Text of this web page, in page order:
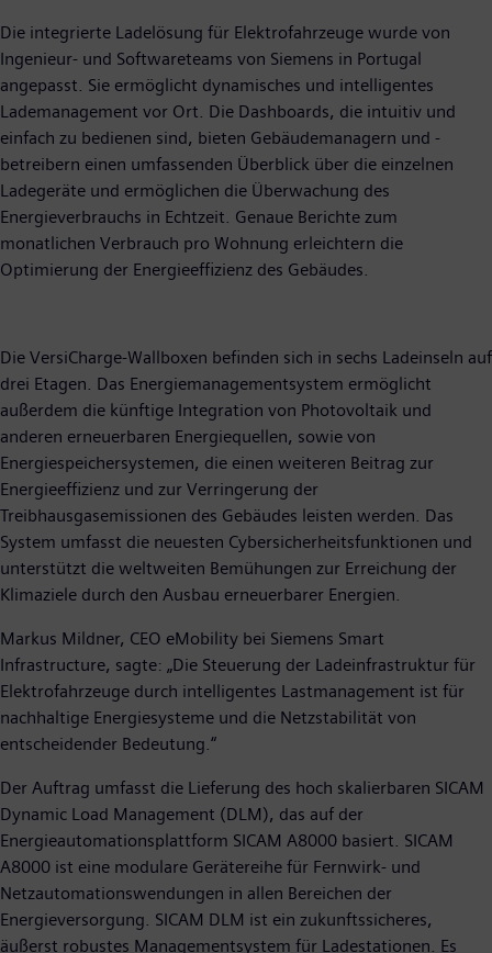
Die integrierte Ladelösung für Elektrofahrzeuge wurde von
Ingenieur- und Softwareteams von Siemens in Portugal
angepasst. Sie ermöglicht dynamisches und intelligentes
Lademanagement vor Ort. Die Dashboards, die intuitiv und
einfach zu bedienen sind, bieten Gebäudemanagern und -
betreibern einen umfassenden Überblick über die einzelnen
Ladegeräte und ermöglichen die Überwachung des
Energieverbrauchs in Echtzeit. Genaue Berichte zum
monatlichen Verbrauch pro Wohnung erleichtern die
Optimierung der Energieeffizienz des Gebäudes.
Die VersiCharge-Wallboxen befinden sich in sechs Ladeinseln auf
drei Etagen. Das Energiemanagementsystem ermöglicht
außerdem die künftige Integration von Photovoltaik und
anderen erneuerbaren Energiequellen, sowie von
Energiespeichersystemen, die einen weiteren Beitrag zur
Energieeffizienz und zur Verringerung der
Treibhausgasemissionen des Gebäudes leisten werden. Das
System umfasst die neuesten Cybersicherheitsfunktionen und
unterstützt die weltweiten Bemühungen zur Erreichung der
Klimaziele durch den Ausbau erneuerbarer Energien.
Markus Mildner, CEO eMobility bei Siemens Smart
Infrastructure, sagte: „Die Steuerung der Ladeinfrastruktur für
Elektrofahrzeuge durch intelligentes Lastmanagement ist für
nachhaltige Energiesysteme und die Netzstabilität von
entscheidender Bedeutung.“
Der Auftrag umfasst die Lieferung des hoch skalierbaren SICAM
Dynamic Load Management (DLM), das auf der
Energieautomationsplattform SICAM A8000 basiert. SICAM
A8000 ist eine modulare Gerätereihe für Fernwirk- und
Netzautomationswendungen in allen Bereichen der
Energieversorgung. SICAM DLM ist ein zukunftssicheres,
äußerst robustes Managementsystem für Ladestationen. Es